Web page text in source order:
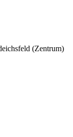
(Zentrum)